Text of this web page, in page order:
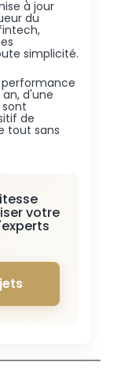
à jour
du
simplicité.
d'une
de
tout sans
votre